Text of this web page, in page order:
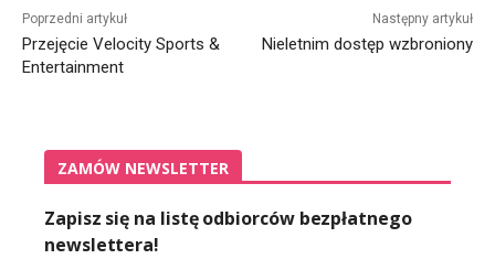
Poprzedni artykuł
Przejęcie Velocity Sports &
Entertainment
Następny artykuł
Nieletnim dostęp wzbroniony
ZAMÓW NEWSLETTER
Zapisz się na listę odbiorców bezpłatnego
newslettera!